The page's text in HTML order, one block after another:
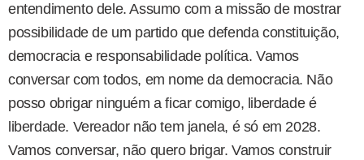
entendimento dele. Assumo com a missão de mostrar
possibilidade de um partido que defenda constituição,
democracia e responsabilidade política. Vamos
conversar com todos, em nome da democracia. Não
posso obrigar ninguém a ficar comigo, liberdade é
liberdade. Vereador não tem janela, é só em 2028.
Vamos conversar, não quero brigar. Vamos construir